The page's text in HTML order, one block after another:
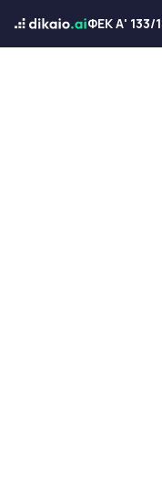
ΦΕΚ Α' 133/